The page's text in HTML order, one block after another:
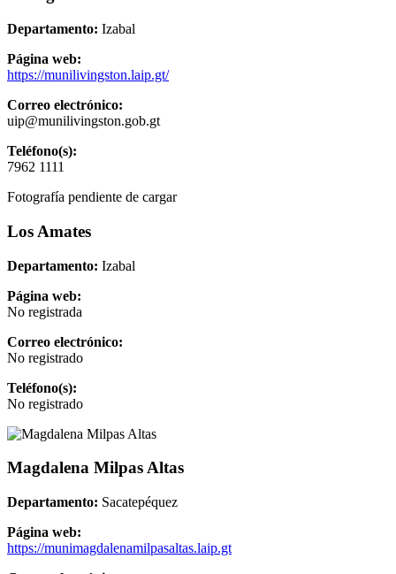
Departamento: Izabal
Página web:
https://munilivingston.laip.gt/
Correo electrónico:
uip@munilivingston.gob.gt
Teléfono(s):
7962 1111
Fotografía pendiente de cargar
Los Amates
Departamento: Izabal
Página web:
No registrada
Correo electrónico:
No registrado
Teléfono(s):
No registrado
Magdalena Milpas Altas
Departamento: Sacatepéquez
Página web:
https://munimagdalenamilpasaltas.laip.gt